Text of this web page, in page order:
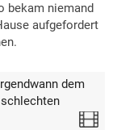
bekam niemand
aufgefordert
dem